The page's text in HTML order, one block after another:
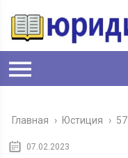
Главная › Юстиция › 57
07.02.2023